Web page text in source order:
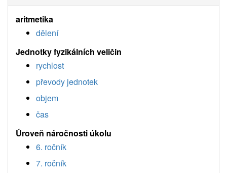
aritmetika
dělení
Jednotky fyzikálních veličin
rychlost
převody jednotek
objem
čas
Úroveň náročnosti úkolu
6. ročník
7. ročník